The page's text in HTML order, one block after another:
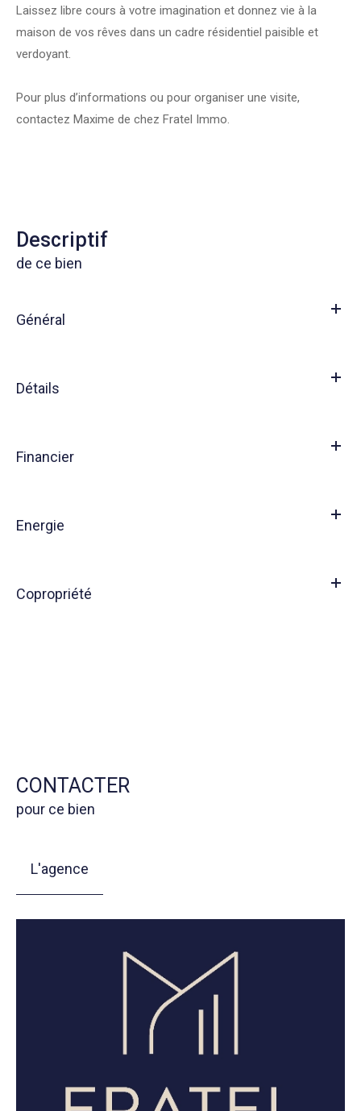
Laissez libre cours à votre imagination et donnez vie à la
maison de vos rêves dans un cadre résidentiel paisible et
verdoyant.
Pour plus d’informations ou pour organiser une visite,
contactez Maxime de chez Fratel Immo.
descriptif
de ce bien
Général
Détails
Financier
Energie
Copropriété
CONTACTER
pour ce bien
L'agence